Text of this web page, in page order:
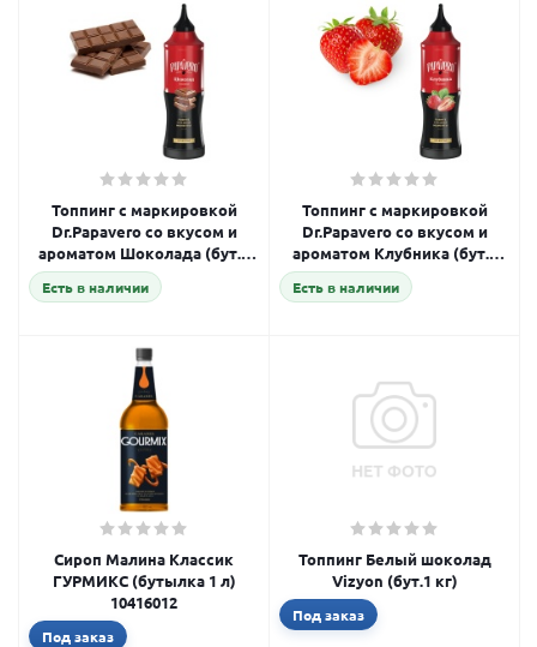
Топпинг с маркировкой
Dr.Papavero со вкусом и
ароматом Шоколада (бут.1
кг)
Есть в наличии
Топпинг с маркировкой
Dr.Papavero со вкусом и
ароматом Клубника (бут.1
кг)
Есть в наличии
Сироп Малина Классик
ГУРМИКС (бутылка 1 л)
10416012
Под заказ
Топпинг Белый шоколад
Vizyon (бут.1 кг)
Под заказ